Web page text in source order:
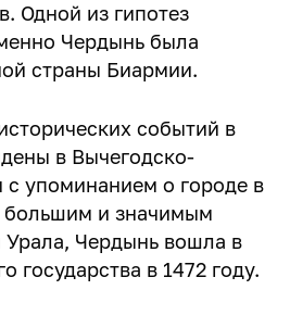
Одной из гипотез
Чердынь была
страны Биармии.
событий в
в Вычегодско-
упоминанием о городе в
большим и значимым
Чердынь вошла в
государства в 1472 году.